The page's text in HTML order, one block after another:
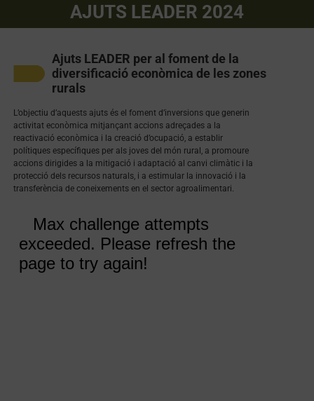
AJUTS LEADER 2024
Ajuts LEADER per al foment de la
diversificació econòmica de les zones
rurals
L’objectiu d’aquests ajuts és el foment d’inversions que generin
activitat econòmica mitjançant accions adreçades a la
reactivació econòmica i la creació d’ocupació, a establir
polítiques específiques per als joves del món rural, a promoure
accions dirigides a la mitigació i adaptació al canvi climàtic i la
protecció dels recursos naturals, i a estimular la innovació i la
transferència de coneixements en el sector agroalimentari.